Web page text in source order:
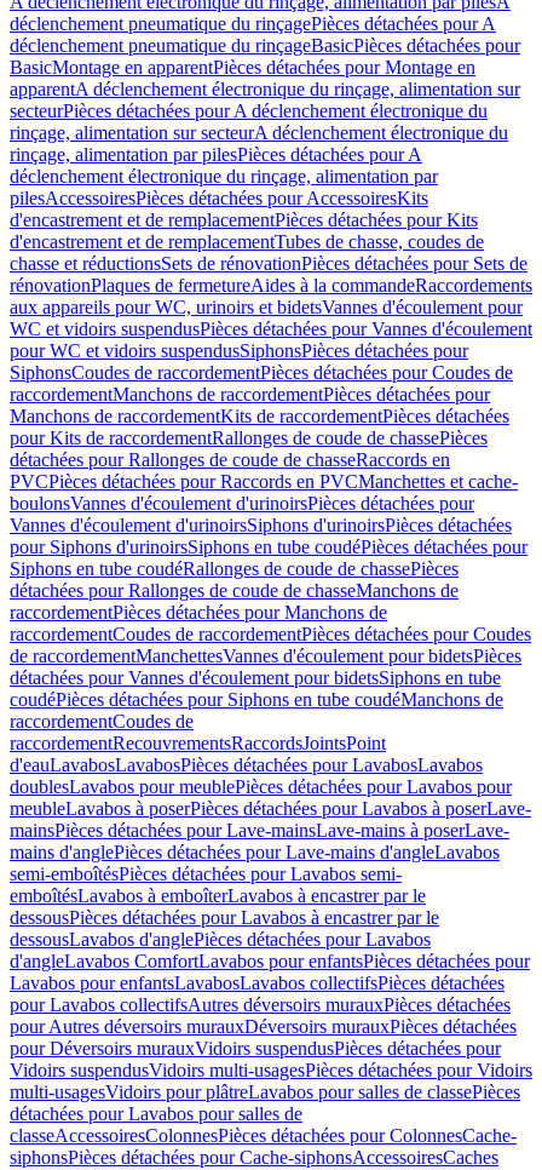
déclenchement pneumatique du rinçagePièces détachées pour A
déclenchement pneumatique du rinçageBasicPièces détachées pour
BasicMontage en apparentPièces détachées pour Montage en
apparentA déclenchement électronique du rinçage, alimentation sur
secteurPièces détachées pour A déclenchement électronique du
rinçage, alimentation sur secteurA déclenchement électronique du
rinçage, alimentation par pilesPièces détachées pour A
déclenchement électronique du rinçage, alimentation par
pilesAccessoiresPièces détachées pour AccessoiresKits
d'encastrement et de remplacementPièces détachées pour Kits
d'encastrement et de remplacementTubes de chasse, coudes de
chasse et réductionsSets de rénovationPièces détachées pour Sets de
rénovationPlaques de fermetureAides à la commandeRaccordements
aux appareils pour WC, urinoirs et bidetsVannes d'écoulement pour
WC et vidoirs suspendusPièces détachées pour Vannes d'écoulement
pour WC et vidoirs suspendusSiphonsPièces détachées pour
SiphonsCoudes de raccordementPièces détachées pour Coudes de
raccordementManchons de raccordementPièces détachées pour
Manchons de raccordementKits de raccordementPièces détachées
pour Kits de raccordementRallonges de coude de chassePièces
détachées pour Rallonges de coude de chasseRaccords en
PVCPièces détachées pour Raccords en PVCManchettes et cache-
boulonsVannes d'écoulement d'urinoirsPièces détachées pour
Vannes d'écoulement d'urinoirsSiphons d'urinoirsPièces détachées
pour Siphons d'urinoirsSiphons en tube coudéPièces détachées pour
Siphons en tube coudéRallonges de coude de chassePièces
détachées pour Rallonges de coude de chasseManchons de
raccordementPièces détachées pour Manchons de
raccordementCoudes de raccordementPièces détachées pour Coudes
de raccordementManchettesVannes d'écoulement pour bidetsPièces
détachées pour Vannes d'écoulement pour bidetsSiphons en tube
coudéPièces détachées pour Siphons en tube coudéManchons de
raccordementCoudes de
raccordementRecouvrementsRaccordsJointsPoint
d'eauLavabosLavabosPièces détachées pour LavabosLavabos
doublesLavabos pour meublePièces détachées pour Lavabos pour
meubleLavabos à poserPièces détachées pour Lavabos à poserLave-
mainsPièces détachées pour Lave-mainsLave-mains à poserLave-
mains d'anglePièces détachées pour Lave-mains d'angleLavabos
semi-emboîtésPièces détachées pour Lavabos semi-
emboîtésLavabos à emboîterLavabos à encastrer par le
dessousPièces détachées pour Lavabos à encastrer par le
dessousLavabos d'anglePièces détachées pour Lavabos
d'angleLavabos ComfortLavabos pour enfantsPièces détachées pour
Lavabos pour enfantsLavabosLavabos collectifsPièces détachées
pour Lavabos collectifsAutres déversoirs murauxPièces détachées
pour Autres déversoirs murauxDéversoirs murauxPièces détachées
pour Déversoirs murauxVidoirs suspendusPièces détachées pour
Vidoirs suspendusVidoirs multi-usagesPièces détachées pour Vidoirs
multi-usagesVidoirs pour plâtreLavabos pour salles de classePièces
détachées pour Lavabos pour salles de
classeAccessoiresColonnesPièces détachées pour ColonnesCache-
siphonsPièces détachées pour Cache-siphonsAccessoiresCaches